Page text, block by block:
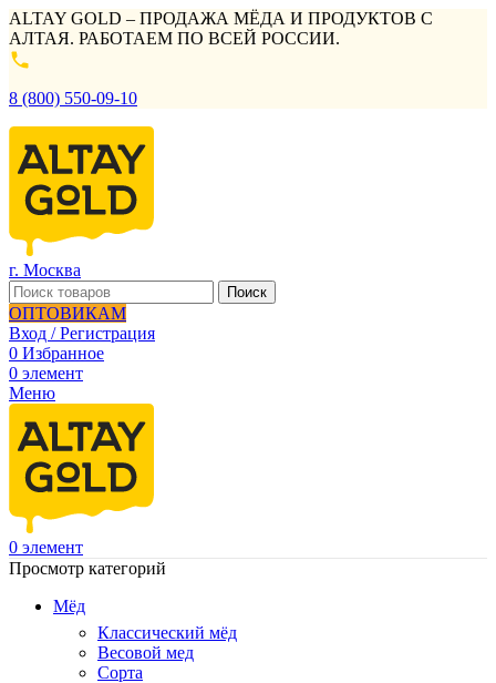
ALTAY GOLD – ПРОДАЖА МЁДА И ПРОДУКТОВ С
АЛТАЯ. РАБОТАЕМ ПО ВСЕЙ РОССИИ.
8 (800) 550-09-10
г. Москва
Поиск
ОПТОВИКАМ
Вход / Регистрация
0 Избранное
0 элемент
Меню
0 элемент
Просмотр категорий
Мёд
Классический мёд
Весовой мед
Сорта